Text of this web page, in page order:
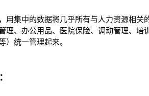
用集中的数据将几乎所有与人力资源相关
、办公用品、医院保险、调动管理、培
统一管理起来。